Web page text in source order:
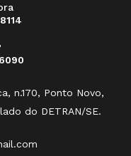
n.170, Ponto Novo,
do DETRAN/SE.